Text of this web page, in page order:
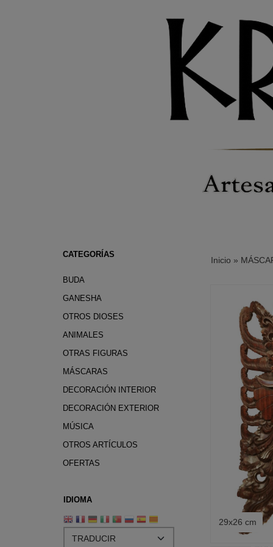
CATEGORÍAS
BUDA
GANESHA
OTROS DIOSES
ANIMALES
OTRAS FIGURAS
MÁSCARAS
DECORACIÓN INTERIOR
DECORACIÓN EXTERIOR
MÚSICA
OTROS ARTÍCULOS
OFERTAS
IDIOMA
Inicio »
29x26 cm